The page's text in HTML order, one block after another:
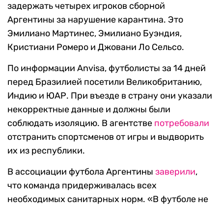
задержать четырех игроков сборной
Аргентины за нарушение карантина. Это
Эмилиано Мартинес, Эмилиано Буэндия,
Кристиани Ромеро и Джовани Ло Сельсо.
По информации Anvisa, футболисты за 14 дней
перед Бразилией посетили Великобританию,
Индию и ЮАР. При въезде в страну они указали
некорректные данные и должны были
соблюдать изоляцию. В агентстве потребовали
отстранить спортсменов от игры и выдворить
их из республики.
В ассоциации футбола Аргентины заверили,
что команда придерживалась всех
необходимых санитарных норм. «В футболе не